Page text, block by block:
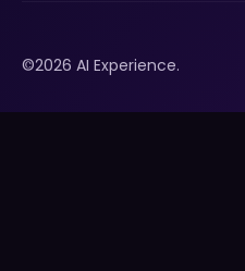
©2026 AI Experience.